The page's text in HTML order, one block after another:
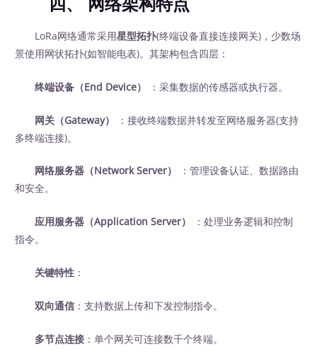
LoRa网络通常采用星型拓扑(终端设备直接连接网关)，少数场
景使用网状拓扑(如智能电表)。其架构包含四层：
终端设备（End Device） ‍ ：采集数据的传感器或执行器。
网关（Gateway）
‍ ：接收终端数据并转发至网络服务器(支持
多终端连接)。
网络服务器（Network Server）
‍ ：管理设备认证、数据路由
和安全。
应用服务器（Application Server）
‍ ：处理业务逻辑和控制
指令。
关键特性 ：
双向通信 ：支持数据上传和下发控制指令。
多节点连接 ：单个网关可连接数千个终端。